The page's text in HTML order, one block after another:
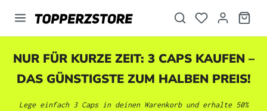
springen
NUR FÜR KURZE ZEIT: 3 CAPS KAUFEN –
DAS GÜNSTIGSTE ZUM HALBEN PREIS!
Lege einfach 3 Caps in deinen Warenkorb und erhalte 50%